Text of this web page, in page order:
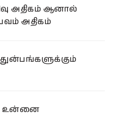
அதிகம் ஆனால்
அதிகம்
உன்னை